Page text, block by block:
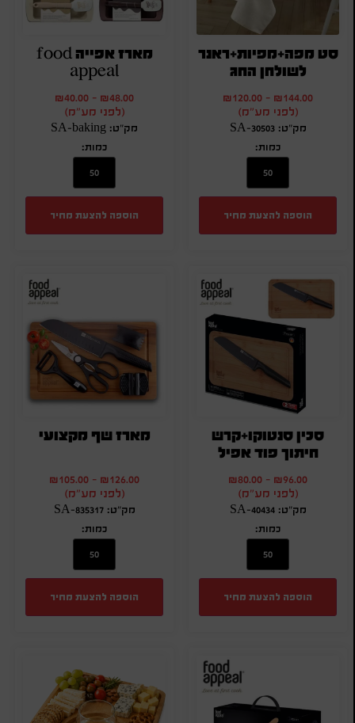
סט מפה+מפיות+ראנר
לשולחן החג
₪144.00
-
₪120.00
(לפני מע"מ)
מק"ט: SA-30503
כמות:
הוספה להצעת מחיר
מארז אפייה food
appeal
₪48.00
-
₪40.00
(לפני מע"מ)
מק"ט: SA-baking
כמות:
הוספה להצעת מחיר
סכין סנטוקו+קרש
חיתוך פוד אפיל
₪96.00
-
₪80.00
(לפני מע"מ)
מק"ט: SA-40434
כמות:
הוספה להצעת מחיר
מארז שף מקצועי
₪126.00
-
₪105.00
(לפני מע"מ)
מק"ט: SA-835317
כמות:
הוספה להצעת מחיר